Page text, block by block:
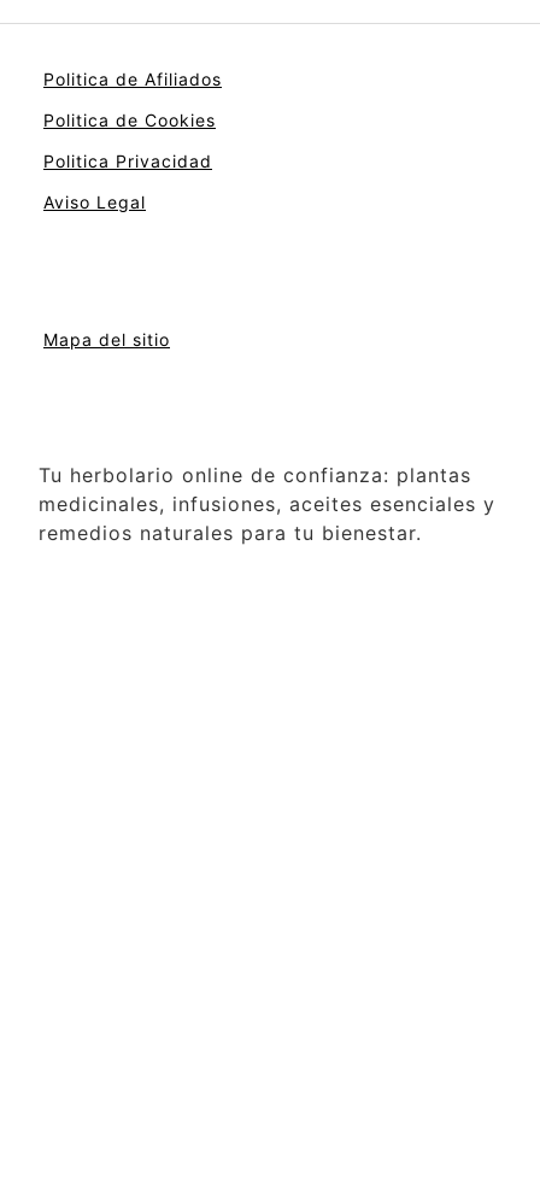
Politica de Afiliados
Politica de Cookies
Politica Privacidad
Aviso Legal
Mapa del sitio
Tu herbolario online de confianza: plantas
medicinales, infusiones, aceites esenciales y
remedios naturales para tu bienestar.